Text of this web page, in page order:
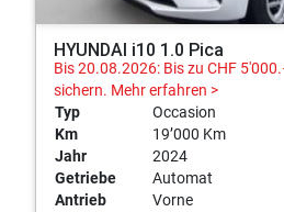
HYUNDAI i10 1.0 Pica
Bis 20.08.2026: Bis zu CHF
sichern. Mehr erfahren >
Typ
Occasion
Km
19’000 Km
Jahr
2024
Getriebe
Automat
Antrieb
Vorne